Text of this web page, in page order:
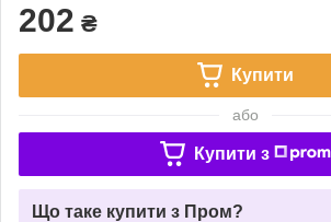
202 ₴
Купити
або
Купити з
Що таке купити з Пром?